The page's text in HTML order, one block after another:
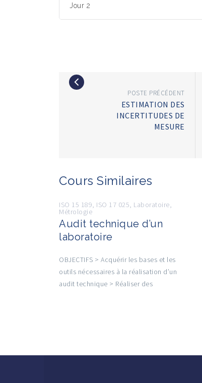
Jour 2
POSTE PRÉCÉDENT
ESTIMATION DES
INCERTITUDES DE
MESURE
Cours Similaires
ISO 15 189, ISO 17 025, Laboratoire,
Métrologie
Audit technique d’un
laboratoire
OBJECTIFS > Acquérir les bases et les
outils nécessaires à la réalisation d’un
audit technique > Réaliser des